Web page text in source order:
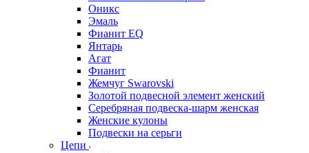
Оникс
Эмаль
Фианит EQ
Янтарь
Агат
Фианит
Жемчуг Swarovski
Золотой подвесной элемент женcкий
Серебряная подвеска-шарм женская
Женские кулоны
Подвески на серьги
Цепи